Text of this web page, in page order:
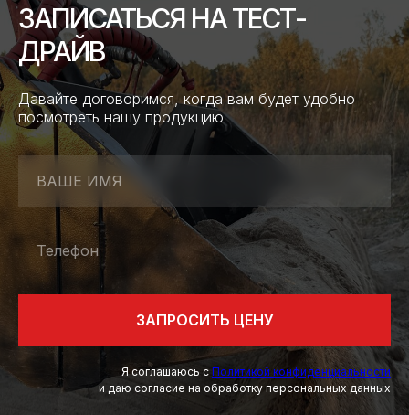
ЗАПИСАТЬСЯ НА ТЕСТ-
ДРАЙВ
Давайте договоримся, когда вам будет удобно
посмотреть нашу продукцию
ВАШЕ ИМЯ
Телефон
ЗАПРОСИТЬ ЦЕНУ
Я соглашаюсь с Политикой конфиденциальности
и даю согласие на обработку персональных данных